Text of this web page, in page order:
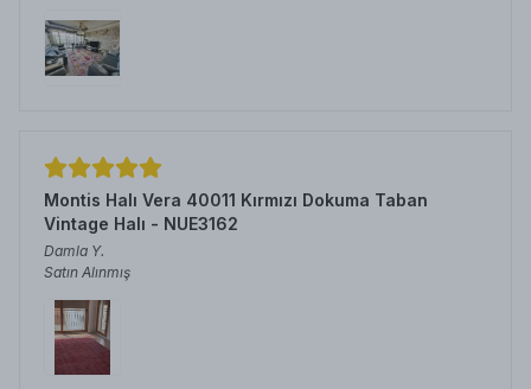
Montis Halı Vera 40011 Kırmızı Dokuma Taban
Vintage Halı - NUE3162
Damla Y.
Satın Alınmış